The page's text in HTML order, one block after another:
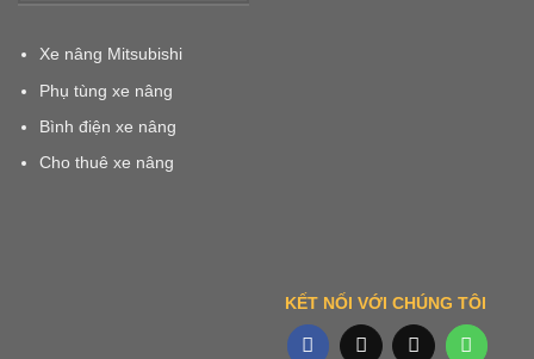
Xe nâng Mitsubishi
Phụ tùng xe nâng
Bình điện xe nâng
Cho thuê xe nâng
KẾT NỐI VỚI CHÚNG TÔI